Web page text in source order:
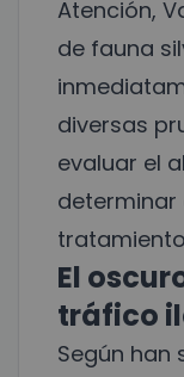
Atención,
de fauna
diversas
evaluar el
determinar
El
tráfico
Según han